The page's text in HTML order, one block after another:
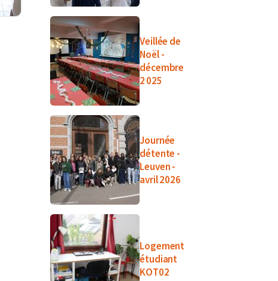
Veillée de
Noël -
décembre
2 025
Journée
détente -
Leuven -
avril 2026
Logement
étudiant
KOT02